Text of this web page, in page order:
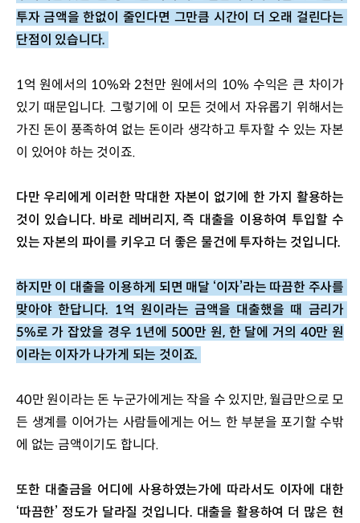
투자 금액을 한없이 줄인다면 그만큼 시간이 더 오래 걸린다는
단점이 있습니다.
1억 원에서의 10%와 2천만 원에서의 10% 수익은 큰 차이가
있기 때문입니다. 그렇기에 이 모든 것에서 자유롭기 위해서는
가진 돈이 풍족하여 없는 돈이라 생각하고 투자할 수 있는 자본
이 있어야 하는 것이죠.
다만 우리에게 이러한 막대한 자본이 없기에 한 가지 활용하는
것이 있습니다. 바로 레버리지, 즉 대출을 이용하여 투입할 수
있는 자본의 파이를 키우고 더 좋은 물건에 투자하는 것입니다.
하지만 이 대출을 이용하게 되면 매달 ‘이자’라는 따끔한 주사를
맞아야 한답니다. 1억 원이라는 금액을 대출했을 때 금리가
5%로 가 잡았을 경우 1년에 500만 원, 한 달에 거의 40만 원
이라는 이자가 나가게 되는 것이죠.
40만 원이라는 돈 누군가에게는 작을 수 있지만, 월급만으로 모
든 생계를 이어가는 사람들에게는 어느 한 부분을 포기할 수밖
에 없는 금액이기도 합니다.
또한 대출금을 어디에 사용하였는가에 따라서도 이자에 대한
‘따끔한’ 정도가 달라질 것입니다. 대출을 활용하여 더 많은 현